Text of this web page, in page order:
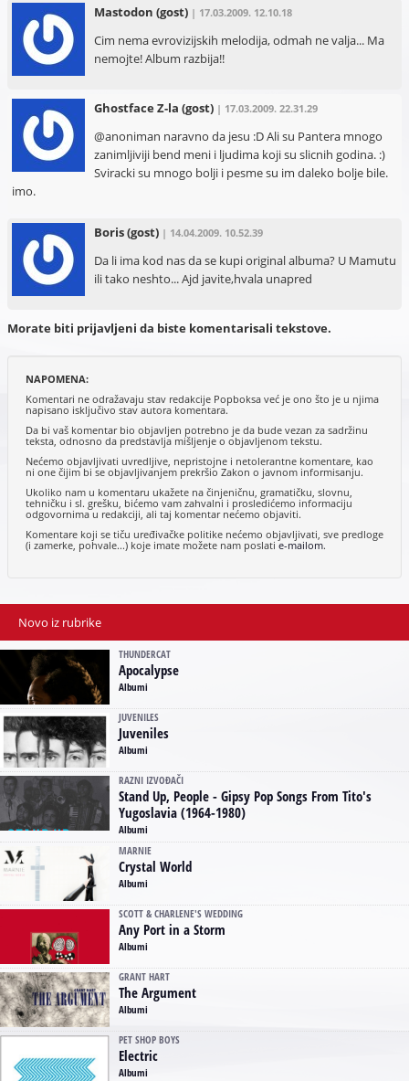
Mastodon (gost) | 17.03.2009. 12.10.18
Cim nema evrovizijskih melodija, odmah ne valja... Ma
nemojte! Album razbija!!
Ghostface Z-la (gost) | 17.03.2009. 22.31.29
@anoniman naravno da jesu :D Ali su Pantera mnogo
zanimljiviji bend meni i ljudima koji su slicnih godina. :)
Sviracki su mnogo bolji i pesme su im daleko bolje bile.
imo.
Boris(gost) | 14.04.2009. 10.52.39
Da li ima kod nas da se kupi original albuma? U Mamutu
ili tako neshto... Ajd javite,hvala unapred
Morate biti prijavljeni da biste komentarisali tekstove.
NAPOMENA:
Komentari ne odražavaju stav redakcije Popboksa već je ono što je u njima
napisano isključivo stav autora komentara.
Da bi vaš komentar bio objavljen potrebno je da bude vezan za sadržinu
teksta, odnosno da predstavlja mišljenje o objavljenom tekstu.
Nećemo objavljivati uvredljive, nepristojne i netolerantne komentare, kao
ni one čijim bi se objavljivanjem prekršio Zakon o javnom informisanju.
Ukoliko nam u komentaru ukažete na činjeničnu, gramatičku, slovnu,
tehničku i sl. grešku, bićemo vam zahvalni i prosledićemo informaciju
odgovornima u redakciji, ali taj komentar nećemo objaviti.
Komentare koji se tiču uređivačke politike nećemo objavljivati, sve predloge
(i zamerke, pohvale...) koje imate možete nam poslatie-mailom.
Novo iz rubrike
THUNDERCAT
Apocalypse
Albumi
JUVENILES
Juveniles
Albumi
RAZNI IZVOĐAČI
Stand Up, People - Gipsy Pop Songs From Tito's
Yugoslavia (1964-1980)
Albumi
MARNIE
Crystal World
Albumi
SCOTT & CHARLENE'S WEDDING
Any Port in a Storm
Albumi
GRANT HART
The Argument
Albumi
PET SHOP BOYS
Electric
Albumi